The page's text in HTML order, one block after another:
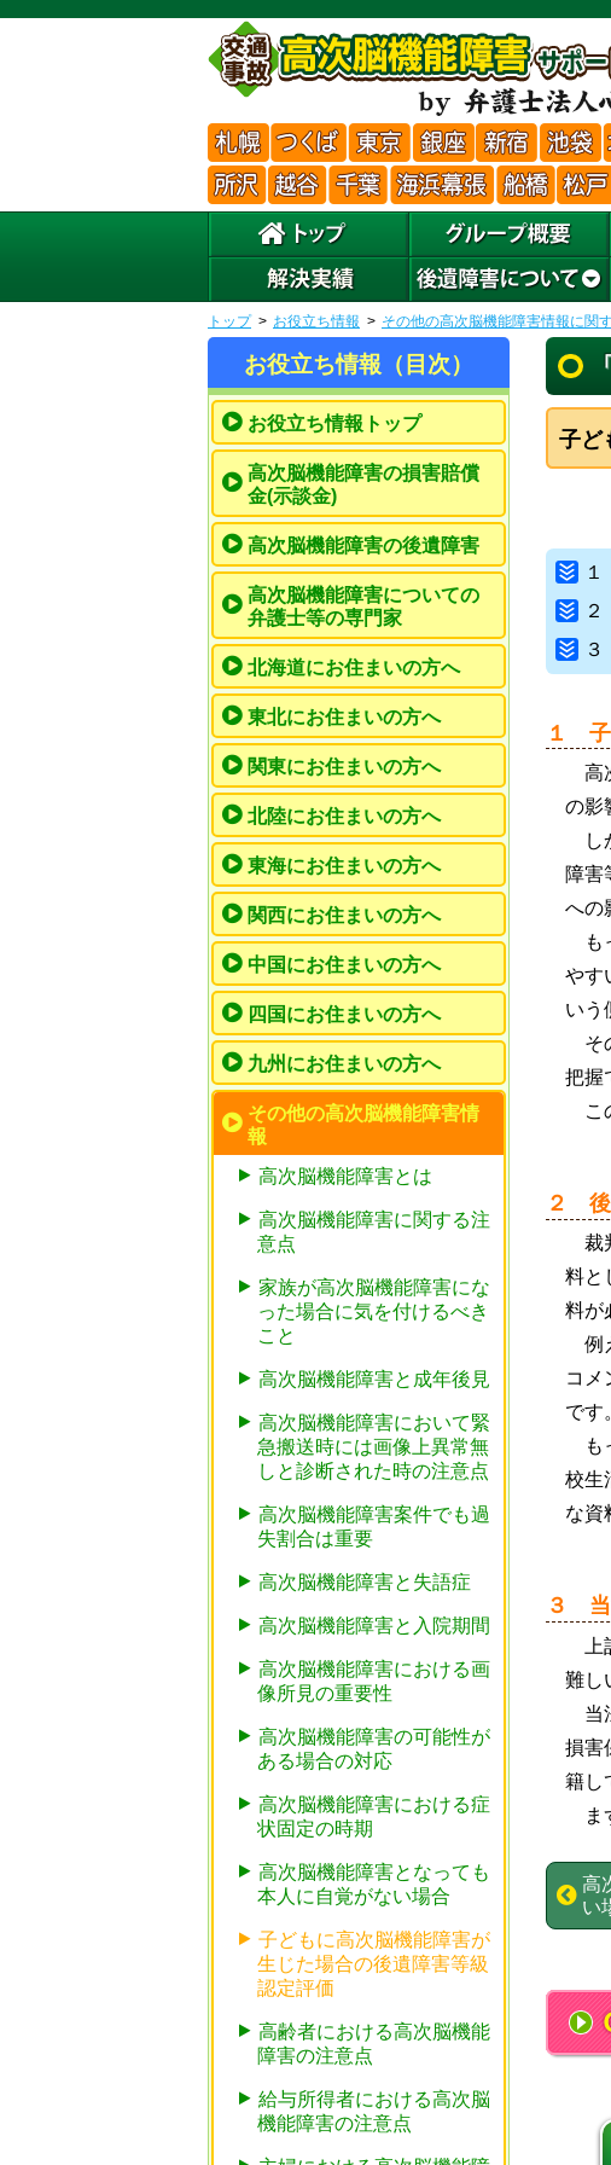
トップ お役立ち情報 その他の高次脳機能障害情報に関
子ど
１ 子
高
の影
し
障害
への
も
やす
いう
そ
把握
こ
２ 後
裁
料と
料が
例
コメ
です
も
校生
な資
３ 当
難し
当
損害
籍し
ま
高
い
お役立ち情報（目次）
お役立ち情報トップ
高次脳機能障害の損害賠償
金(示談金)
高次脳機能障害の後遺障害
高次脳機能障害についての
弁護士等の専門家
北海道にお住まいの方へ
東北にお住まいの方へ
関東にお住まいの方へ
北陸にお住まいの方へ
東海にお住まいの方へ
関西にお住まいの方へ
中国にお住まいの方へ
四国にお住まいの方へ
九州にお住まいの方へ
その他の高次脳機能障害情
報
高次脳機能障害とは
高次脳機能障害に関する注
意点
家族が高次脳機能障害にな
った場合に気を付けるべき
こと
高次脳機能障害と成年後見
高次脳機能障害において緊
急搬送時には画像上異常無
しと診断された時の注意点
高次脳機能障害案件でも過
失割合は重要
高次脳機能障害と失語症
高次脳機能障害と入院期間
高次脳機能障害における画
像所見の重要性
高次脳機能障害の可能性が
ある場合の対応
高次脳機能障害における症
状固定の時期
高次脳機能障害となっても
本人に自覚がない場合
子どもに高次脳機能障害が
生じた場合の後遺障害等級
認定評価
高齢者における高次脳機能
障害の注意点
給与所得者における高次脳
機能障害の注意点